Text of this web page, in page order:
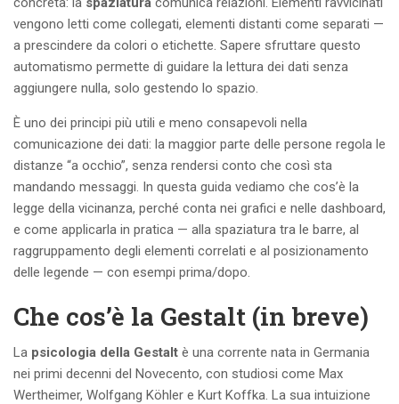
vengono letti come collegati, elementi distanti come separati —
a prescindere da colori o etichette. Sapere sfruttare questo
automatismo permette di guidare la lettura dei dati senza
aggiungere nulla, solo gestendo lo spazio.
È uno dei principi più utili e meno consapevoli nella
comunicazione dei dati: la maggior parte delle persone regola le
distanze “a occhio”, senza rendersi conto che così sta
mandando messaggi. In questa guida vediamo che cos’è la
legge della vicinanza, perché conta nei grafici e nelle dashboard,
e come applicarla in pratica — alla spaziatura tra le barre, al
raggruppamento degli elementi correlati e al posizionamento
delle legende — con esempi prima/dopo.
Che cos’è la Gestalt (in breve)
La psicologia della Gestalt è una corrente nata in Germania
nei primi decenni del Novecento, con studiosi come Max
Wertheimer, Wolfgang Köhler e Kurt Koffka. La sua intuizione